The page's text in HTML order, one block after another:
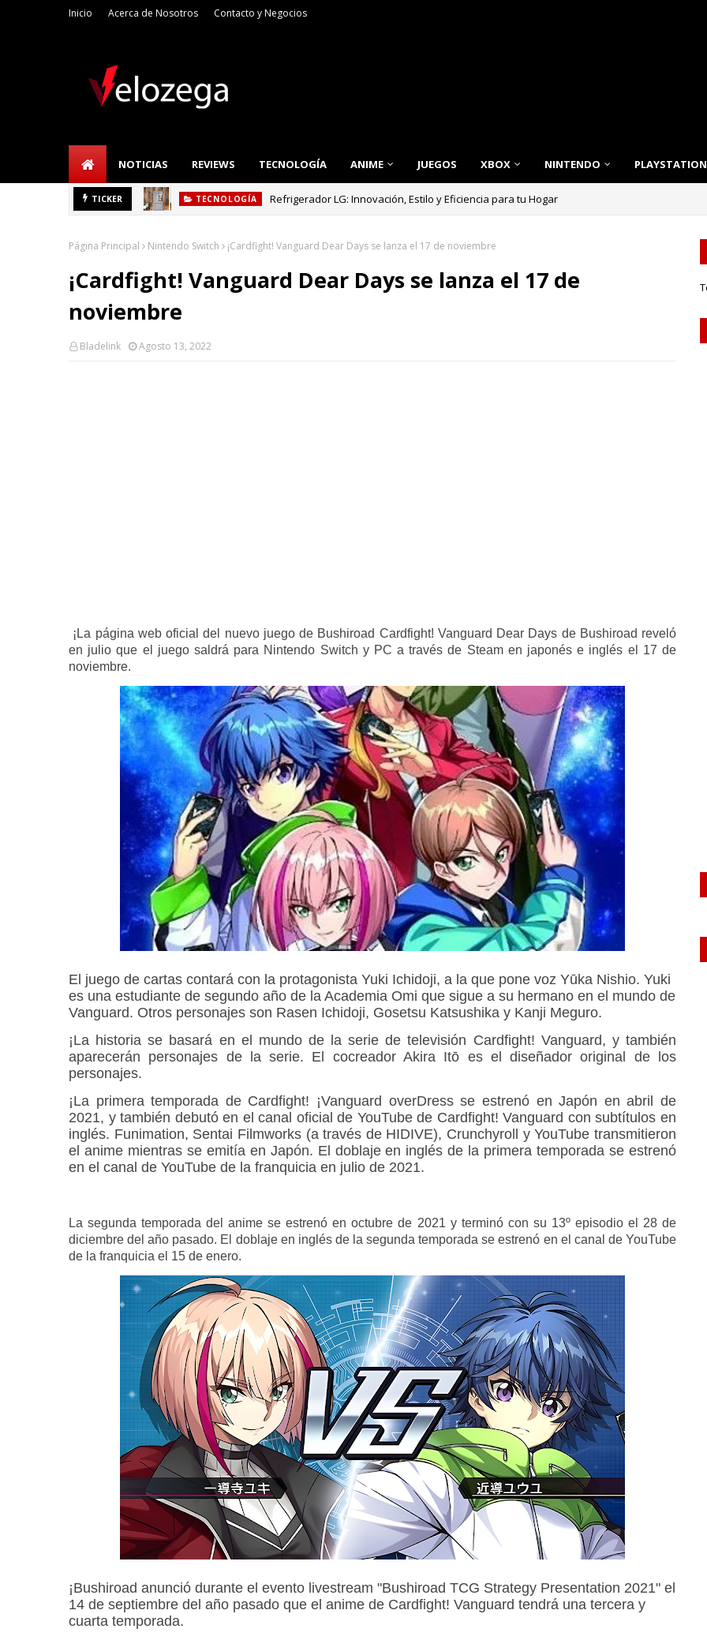
Inicio Acerca de Nosotros Contacto y Negocios
NOTICIAS REVIEWS TECNOLOGÍA ANIME JUEGOS XBOX NINTENDO PLAYSTATION
TICKER TECNOLOGÍA Refrigerador LG: Innovación, Estilo y Eficiencia para tu Hogar
Página Principal Nintendo Switch ¡Cardfight! Vanguard Dear Days se lanza el 17 de noviembre
¡Cardfight! Vanguard Dear Days se lanza el 17 de
noviembre
Bladelink Agosto 13, 2022
¡La página web oficial del nuevo juego de Bushiroad Cardfight! Vanguard Dear Days de Bushiroad reveló
en julio que el juego saldrá para Nintendo Switch y PC a través de Steam en japonés e inglés el 17 de
noviembre.
El juego de cartas contará con la protagonista Yuki Ichidoji, a la que pone voz Yūka Nishio. Yuki
es una estudiante de segundo año de la Academia Omi que sigue a su hermano en el mundo de
Vanguard. Otros personajes son Rasen Ichidoji, Gosetsu Katsushika y Kanji Meguro.
¡La historia se basará en el mundo de la serie de televisión Cardfight! Vanguard, y también
aparecerán personajes de la serie. El cocreador Akira Itō es el diseñador original de los
personajes.
¡La primera temporada de Cardfight! ¡Vanguard overDress se estrenó en Japón en abril de
2021, y también debutó en el canal oficial de YouTube de Cardfight! Vanguard con subtítulos en
inglés. Funimation, Sentai Filmworks (a través de HIDIVE), Crunchyroll y YouTube transmitieron
el anime mientras se emitía en Japón. El doblaje en inglés de la primera temporada se estrenó
en el canal de YouTube de la franquicia en julio de 2021.
La segunda temporada del anime se estrenó en octubre de 2021 y terminó con su 13º episodio el 28 de
diciembre del año pasado. El doblaje en inglés de la segunda temporada se estrenó en el canal de YouTube
de la franquicia el 15 de enero.
¡Bushiroad anunció durante el evento livestream "Bushiroad TCG Strategy Presentation 2021" el
14 de septiembre del año pasado que el anime de Cardfight! Vanguard tendrá una tercera y
cuarta temporada.